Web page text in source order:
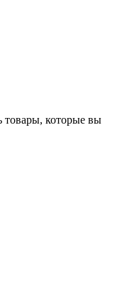
товары, которые вы